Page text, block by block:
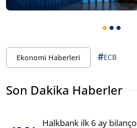
Ekonomi Haberleri #ECB
Son Dakika Haberler
Halkbank ilk 6 ay